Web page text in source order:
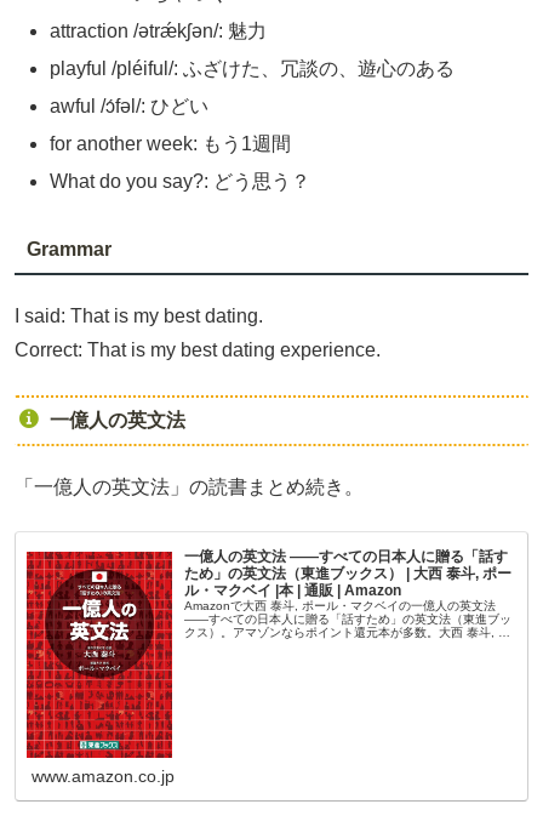
attraction /ətrǽkʃən/: 魅力
playful /pléiful/: ふざけた、冗談の、遊心のある
awful /ɔ́fəl/: ひどい
for another week: もう1週間
What do you say?: どう思う？
Grammar
I said: That is my best dating.
Correct: That is my best dating experience.
一億人の英文法
「一億人の英文法」の読書まとめ続き。
一億人の英文法 ――すべての日本人に贈る「話す
ため」の英文法（東進ブックス） | 大西 泰斗, ポー
ル・マクベイ |本 | 通販 | Amazon
Amazonで大西 泰斗, ポール・マクベイの一億人の英文法
――すべての日本人に贈る「話すため」の英文法（東進ブッ
クス）。アマゾンならポイント還元本が多数。大西 泰斗, ポ
www.amazon.co.jp